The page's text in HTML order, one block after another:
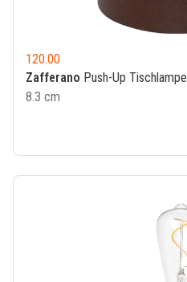
120.00
Zafferano Push-Up Tischlampe
8.3 cm